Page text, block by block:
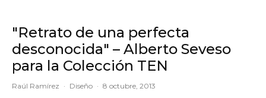
"Retrato de una perfecta
desconocida" – Alberto Seveso
para la Colección TEN
Raúl Ramírez · Diseño · 8 octubre, 2013